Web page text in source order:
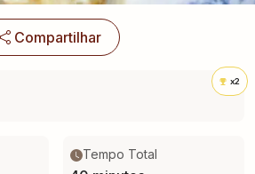
Compartilhar
x2
Tempo Total